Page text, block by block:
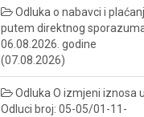
Odluka o nabavci i
putem direktnog
06.08.2026. godine
(07.08.2026)
Odluka O izmjeni iznosa u
Odluci broj: 05-05/01-11-